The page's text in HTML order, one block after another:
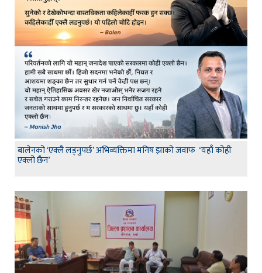
बालेनको ‘एक्लै लड्नुपर्छ’ अभिव्यक्तिमा मनिष झाको जवाफ ‘यहाँ कोही
एक्लो छैन’